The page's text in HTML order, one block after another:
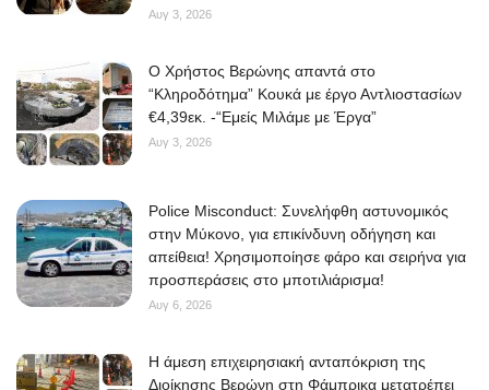
Αυγ 3, 2026
O Χρήστος Βερώνης απαντά στο
“Κληροδότημα” Κουκά με έργο Αντλιοστασίων
€4,39εκ. -“Εμείς Μιλάμε με Έργα”
Αυγ 3, 2026
Police Misconduct: Συνελήφθη αστυνομικός
στην Μύκονο, για επικίνδυνη οδήγηση και
απείθεια! Χρησιμοποίησε φάρο και σειρήνα για
προσπεράσεις στο μποτιλιάρισμα!
Αυγ 6, 2026
Η άμεση επιχειρησιακή ανταπόκριση της
Διοίκησης Βερώνη στη Φάμπρικα μετατρέπει